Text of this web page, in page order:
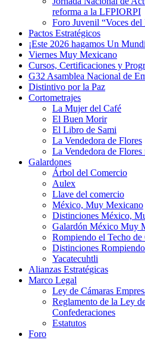
reforma a la LFPIORPI
Foro Juvenil “Voces del
Pactos Estratégicos
¡Este 2026 hagamos Un
Viernes Muy Mexicano
Cursos, Certificaciones y
G32 Asamblea Nacional de
Distintivo por la Paz
Cortometrajes
La Mujer del Café
El Buen Morir
El Libro de Sami
La Vendedora de Flores
La Vendedora de Flores
Galardones
Árbol del Comercio
Aulex
Llave del comercio
México, Muy Mexicano
Distinciones México,
Galardón México Muy
Rompiendo el Techo de
Distinciones
Yacatecuhtli
Alianzas Estratégicas
Marco Legal
Ley de Cámaras
Reglamento de la Ley
Confederaciones
Estatutos
Foro